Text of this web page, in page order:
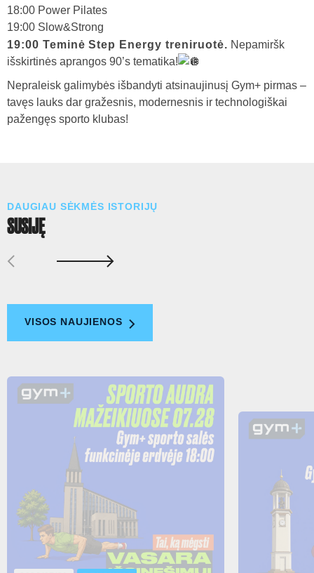
18:00 Power Pilates
19:00 Slow&Strong
19:00 Teminė Step Energy treniruotė. Nepamiršk
išskirtinės aprangos 90’s tematika!
Nepraleisk galimybės išbandyti atsinaujinusį Gym+ pirmas –
tavęs lauks dar gražesnis, modernesnis ir technologiškai
pažengęs sporto klubas!
DAUGIAU SĖKMĖS ISTORIJŲ
SUSIJĘ
VISOS NAUJIENOS